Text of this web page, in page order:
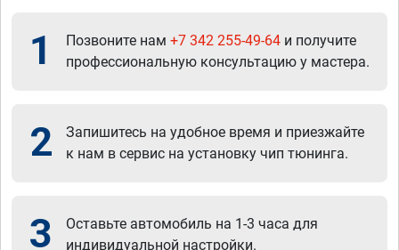
1 Позвоните нам +7 342 255-49-64 и получите
профессиональную консультацию у мастера.
2
Запишитесь на удобное время и приезжайте
к нам в сервис на установку чип тюнинга.
3
Оставьте автомобиль на 1-3 часа для
индивидуальной настройки.